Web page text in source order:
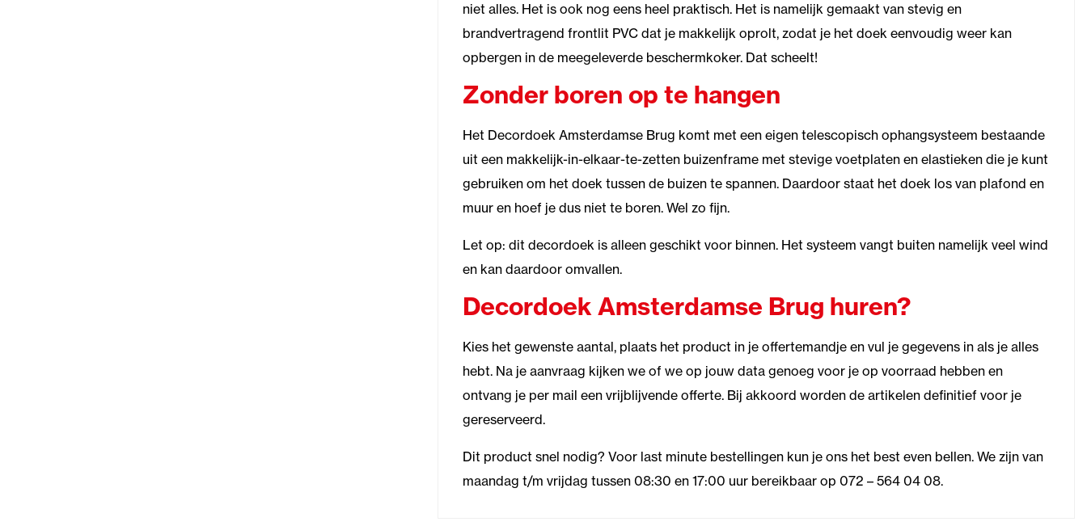
niet alles. Het is ook nog eens heel praktisch. Het is namelijk gemaakt van stevig en
brandvertragend frontlit PVC dat je makkelijk oprolt, zodat je het doek eenvoudig weer kan
opbergen in de meegeleverde beschermkoker. Dat scheelt!
Zonder boren op te hangen
Het Decordoek Amsterdamse Brug komt met een eigen telescopisch ophangsysteem bestaande
uit een makkelijk-in-elkaar-te-zetten buizenframe met stevige voetplaten en elastieken die je kunt
gebruiken om het doek tussen de buizen te spannen. Daardoor staat het doek los van plafond en
muur en hoef je dus niet te boren. Wel zo fijn.
Let op: dit decordoek is alleen geschikt voor binnen. Het systeem vangt buiten namelijk veel wind
en kan daardoor omvallen.
Decordoek Amsterdamse Brug huren?
Kies het gewenste aantal, plaats het product in je offertemandje en vul je gegevens in als je alles
hebt. Na je aanvraag kijken we of we op jouw data genoeg voor je op voorraad hebben en
ontvang je per mail een vrijblijvende offerte. Bij akkoord worden de artikelen definitief voor je
gereserveerd.
Dit product snel nodig? Voor last minute bestellingen kun je ons het best even bellen. We zijn van
maandag t/m vrijdag tussen 08:30 en 17:00 uur bereikbaar op 072 – 564 04 08.